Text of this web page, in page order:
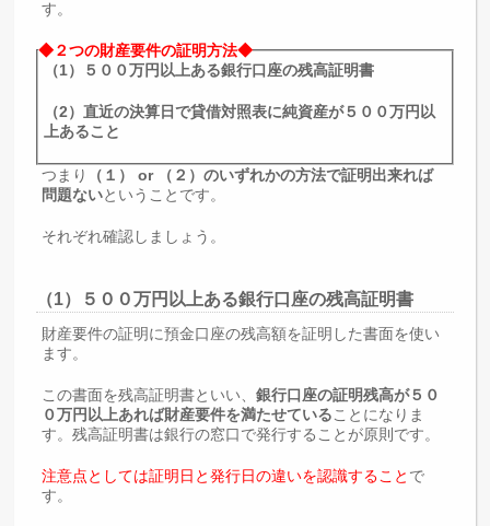
す。
◆２つの財産要件の証明方法◆
（1）５００万円以上ある銀行口座の残高証明書
（2）直近の決算日で貸借対照表に純資産が５００万円以
上あること
つまり
（１） or （２）のいずれかの方法で証明出来れば
問題ないということです。
それぞれ確認しましょう。
（1）５００万円以上ある銀行口座の残高証明書
財産要件の証明に預金口座の残高額を証明した書面を使い
ます。
この書面を残高証明書といい、銀行口座の証明残高が５０
０万円以上あれば財産要件を満たせていることになりま
す。残高証明書は銀行の窓口で発行することが原則です。
注意点としては証明日と発行日の違いを認識すること で
す。